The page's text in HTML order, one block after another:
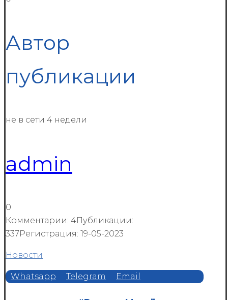
Автор
публикации
не в сети 4 недели
admin
0
Комментарии: 4Публикации:
337Регистрация: 19-05-2023
Новости
Whatsapp Telegram Email